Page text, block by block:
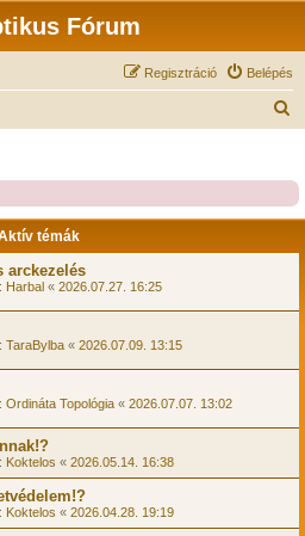
Fórum
Belépés
Regisztráció
s
é
témák
arckezelés
Harbal « 2026.07.27. 16:25
TaraBylba « 2026.07.09. 13:15
Ordináta Topológia « 2026.07.07. 13:02
Koktelos « 2026.05.14. 16:38
Koktelos « 2026.04.28. 19:19